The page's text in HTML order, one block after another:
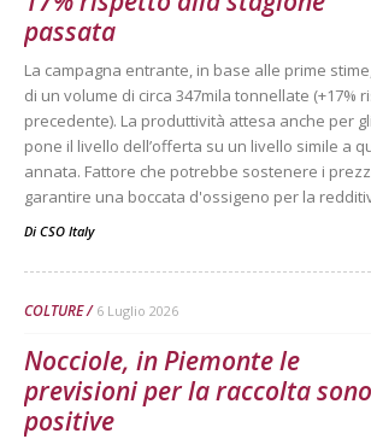
passata
La campagna entrante, in base alle prime
di un volume di circa 347mila tonnellate (+17%
precedente). La produttività attesa anche per
pone il livello dell’offerta su un livello simile a
annata. Fattore che potrebbe sostenere i
garantire una boccata d'ossigeno per la
Di CSO Italy
COLTURE 6 Luglio 2026
Nocciole, in Piemonte le
previsioni per la raccolta sono
positive